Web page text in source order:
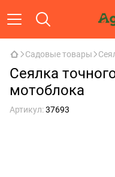
Садовые товары
Сеялка
мотоблока
Артикул:37693